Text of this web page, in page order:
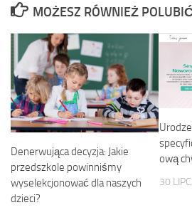
MOŻESZ RÓWNIEŻ
Denerwująca decyzja: Jakie
przedszkole powinniśmy
wyselekcjonować dla naszych
dzieci?
ową
30